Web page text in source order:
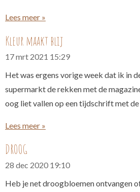
Lees meer »
Kleur maakt blij
17 mrt 2021 15:29
Het was ergens vorige week dat ik in
supermarkt de rekken met de
oog liet vallen op een tijdschrift met
Lees meer »
DROOG
28 dec 2020 19:10
Heb je net droogbloemen ontvangen